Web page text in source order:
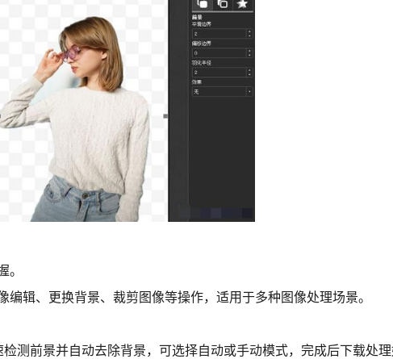
辑、更换背景、裁剪图像等操作，适用于多种图像处理场景。
测前景并自动去除背景，可选择自动或手动模式，完成后下载处